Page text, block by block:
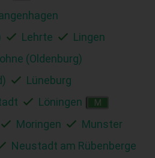
Lehrte
Lingen
(Oldenburg)
Lüneburg
Löningen M
Moringen Munster
Neustadt am Rübenberge